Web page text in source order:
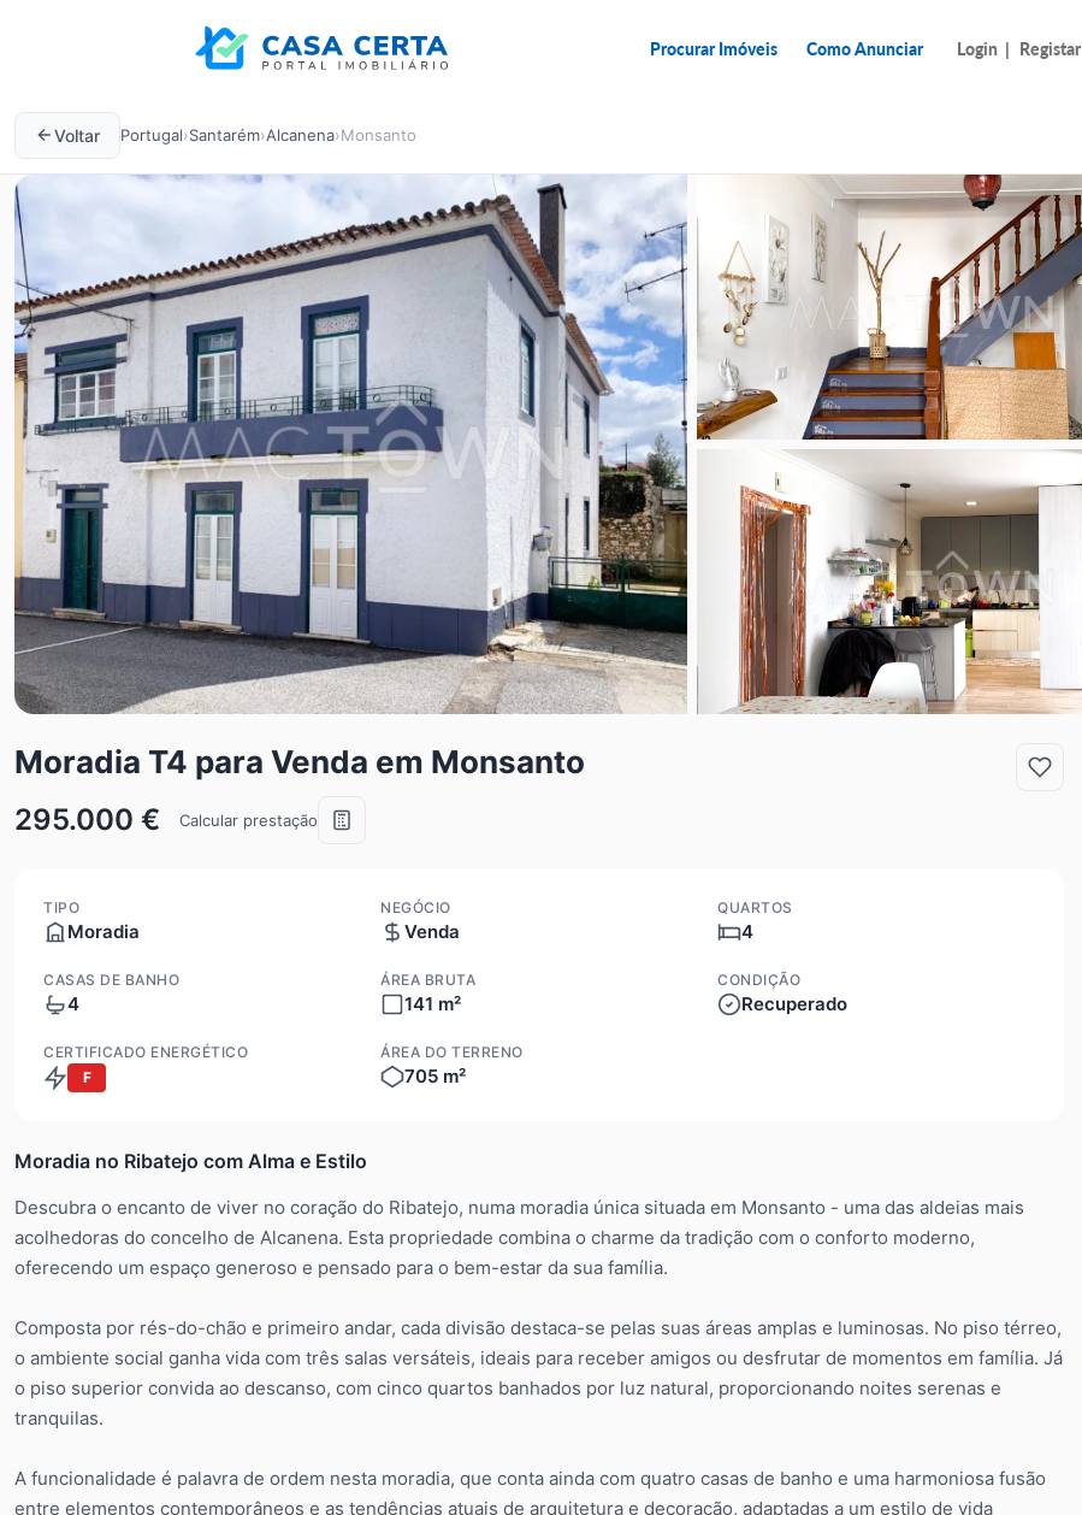
Procurar Imóveis Como Anunciar Login | Registar
Voltar Portugal›Santarém›Alcanena›Monsanto
Moradia T4 para Venda em Monsanto
295.000 € Calcular prestação
TIPO
Moradia
NEGÓCIO
Venda
QUARTOS
4
CASAS DE BANHO
4
ÁREA BRUTA
141 m²
CONDIÇÃO
Recuperado
CERTIFICADO ENERGÉTICO
F
ÁREA DO TERRENO
705 m²
Moradia no Ribatejo com Alma e Estilo
Descubra o encanto de viver no coração do Ribatejo, numa moradia única situada em Monsanto - uma das aldeias mais
acolhedoras do concelho de Alcanena. Esta propriedade combina o charme da tradição com o conforto moderno,
oferecendo um espaço generoso e pensado para o bem-estar da sua família.
Composta por rés-do-chão e primeiro andar, cada divisão destaca-se pelas suas áreas amplas e luminosas. No piso térreo,
o ambiente social ganha vida com três salas versáteis, ideais para receber amigos ou desfrutar de momentos em família. Já
o piso superior convida ao descanso, com cinco quartos banhados por luz natural, proporcionando noites serenas e
tranquilas.
A funcionalidade é palavra de ordem nesta moradia, que conta ainda com quatro casas de banho e uma harmoniosa fusão
entre elementos contemporâneos e as tendências atuais de arquitetura e decoração, adaptadas a um estilo de vida